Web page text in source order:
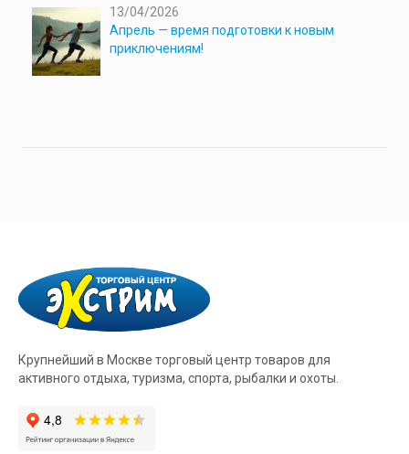
13/04/2026
Апрель — время подготовки к новым
приключениям!
Крупнейший в Москве торговый центр товаров для
активного отдыха, туризма, спорта, рыбалки и охоты.